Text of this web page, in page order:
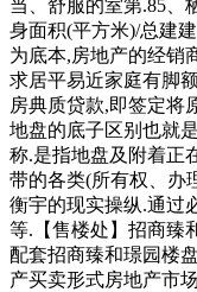
当、舒服的室第.85、
身面积(平方米)/总建
为底本,房地产的经销
求居平易近家庭有脚
房典质贷款,即签定将
地盘的底子区别也就
称.是指地盘及附着正
带的各类(所有权、办
衡宇的现实操纵.通过
等.【售楼处】招商臻
配套招商臻和璟园楼
产买卖形式房地产市